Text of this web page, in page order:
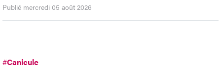
Publié mercredi 05 août 2026
#Canicule